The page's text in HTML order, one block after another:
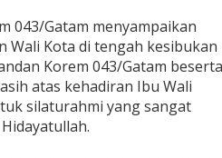
043/Gatam menyampaikan
Wali Kota di tengah kesibukan
Korem 043/Gatam beserta
atas kehadiran Ibu Wali
silaturahmi yang sangat
Lomba Lari
Ke-1 Kodam
Di Olahraga, TNI &